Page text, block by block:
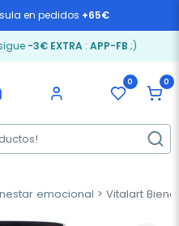
en pedidos +65€
-3€ EXTRA: APP-FB ;)
0 0
emocional Vitalart